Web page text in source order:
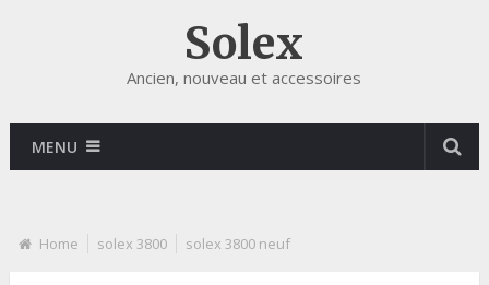
Solex
Ancien, nouveau et accessoires
MENU
Home solex 3800 solex 3800 neuf